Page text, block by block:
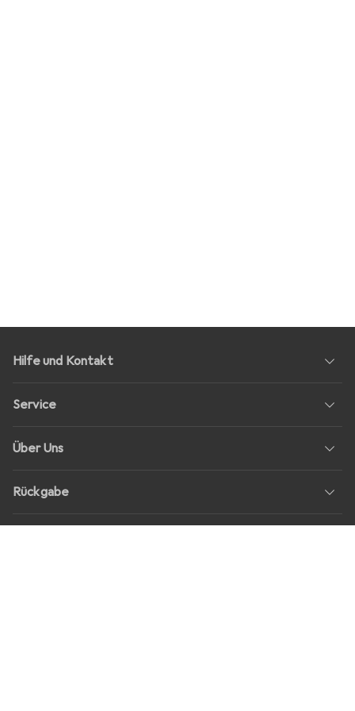
Hilfe und Kontakt
Service
Über Uns
Rückgabe